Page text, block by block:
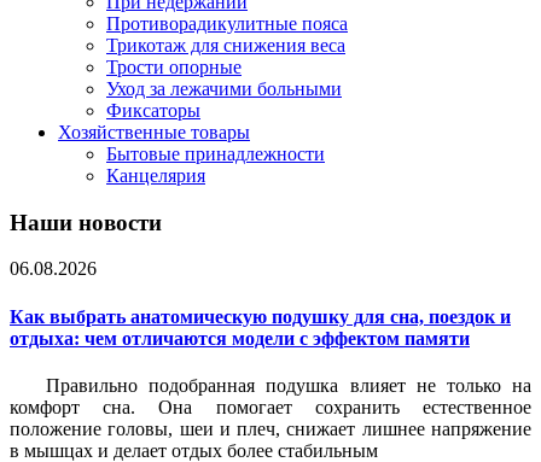
Противорадикулитные пояса
Трикотаж для снижения веса
Трости опорные
Уход за лежачими больными
Фиксаторы
Хозяйственные товары
Бытовые принадлежности
Канцелярия
Наши новости
06.08.2026
Как выбрать анатомическую подушку для сна, поездок и
отдыха: чем отличаются модели с эффектом памяти
Правильно подобранная подушка влияет не только на
комфорт сна. Она помогает сохранить естественное
положение головы, шеи и плеч, снижает лишнее напряжение
в мышцах и делает отдых более стабильным